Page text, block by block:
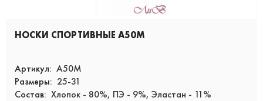
НОСКИ СПОРТИВНЫЕ А50М
Артикул: А50М
Размеры: 25-31
Состав: Хлопок - 80%, ПЭ - 9%, Эластан - 11%